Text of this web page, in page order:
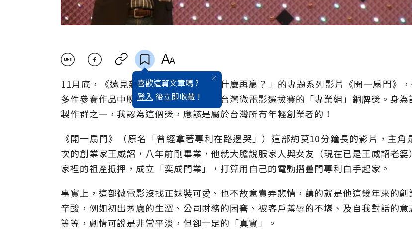
喜歡這篇文章嗎 ?
登入 後立即收藏 !
11月底，《遠見雜誌》8月號「台灣憑什麼再贏？」的專題系列影片《開一扇門》
多件參賽作品中脫穎而出，拿下第一屆台灣微電影選拔賽的「專業組」銅牌獎。身為
製作群之一，我認為這個獎，應該是屬於台灣所有年輕創業者的！
《開一扇門》（原名「曾經拿著專利在路邊哭」）這部約莫10分鐘長的影片，主角
次的創業家王威詔，八年前剛畢業，他就大膽說服家人與女友（現在已是王威詔老婆
家裡的祖產抵押，成立「奕成門業」，打算用自己的電動摺疊門專利白手起家。
事實上，這部微電影沒找正妹裝可愛、也不故意賣弄悲情，講的就是他這幾年來的創
辛酸，例如初出茅廬的生澀、公司財務的困窘、被客戶羞辱的不堪、及自我對話的意
等等，劇情可說是非常平淡，但卻十足的「真實」。